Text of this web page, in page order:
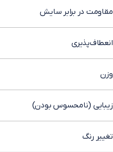
مقاومت در برابر سایش
انعطاف‌پذیری
وزن
زیبایی (نامحسوس بودن)
تغییر رنگ